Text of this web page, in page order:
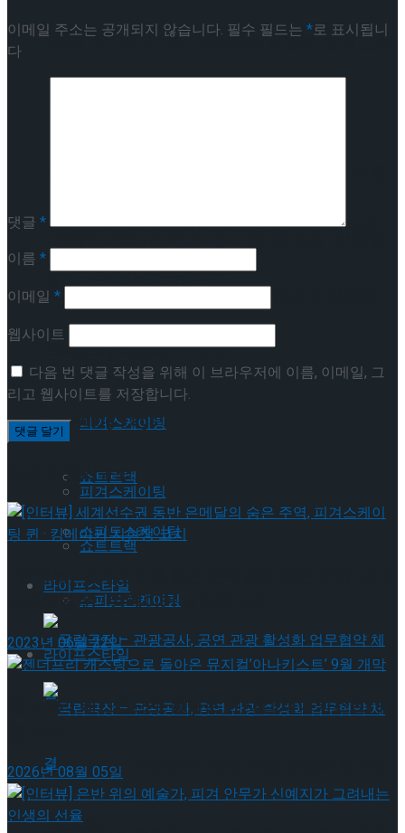
이팅 경기 결과
최진아, 2026 ISU 피겨 JGP 파견선수 선발전
프리 스케이팅 경기 결과
Trending Tags
피겨스케이팅
쇼트트랙
스피드스케이팅
라이프스타일
국립극장 – 관광공사, 공연 관광 활성화 업무협
약 체결
2026 ISU 피겨 JGP 파견선수 선발전 프리 스케
최진아, 2026 ISU 피겨 JGP 파견선수 선발전
프리 스케이팅 경기 결과
Trending Tags
피겨스케이팅
쇼트트랙
스피드스케이팅
라이프스타일
이메일 주소는 공개되지 않습니다. 필수 필드는 *로 표시됩니
다
댓글 *
이름 *
이메일 *
웹사이트
다음 번 댓글 작성을 위해 이 브라우저에 이름, 이메일, 그
리고 웹사이트를 저장합니다.
이번주 인기뉴스
[인터뷰] 세계선수권 동반 은메달의 숨은 주역, 피겨
스케이팅 퀸 · 킹메이커 지현정 코치
2023년 06월 22일
젠더프리 캐스팅으로 돌아온 뮤지컬’아나키스트’ 9
2026년 08월 05일